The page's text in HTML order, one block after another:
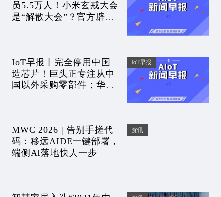
员5.5万人！小米玄戒大会
是“解散大会”？官方辟
IoT早报丨完全停用中国
造芯片！巨头正专注从中
国以外采购零部件；华为
IoT早报
MWC 2026 | 告别手搓代
码：移远AIDE一键部署，
端侧AI落地快人一步
资讯